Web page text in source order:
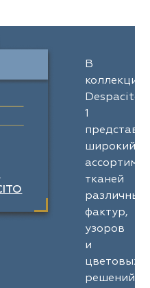
В
коллекции
Despacito
1
широкий
тканей
различных
фактур,
узоров
и
цветовых
решений.